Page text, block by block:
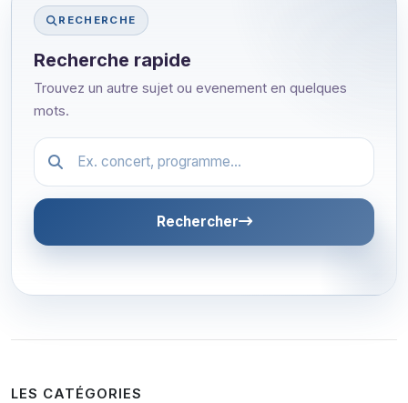
RECHERCHE
Recherche rapide
Trouvez un autre sujet ou evenement en quelques
mots.
Festival.article.hiddenLabel
Rechercher
LES CATÉGORIES